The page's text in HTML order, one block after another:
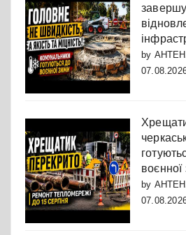
by
воєнної
by